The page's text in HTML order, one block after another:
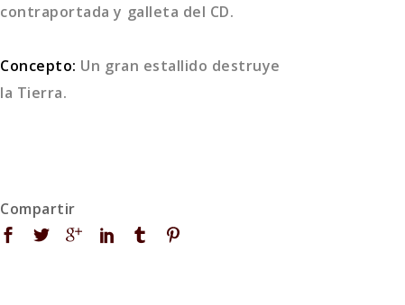
contraportada y galleta del CD.
Concepto: Un gran estallido destruye
la Tierra.